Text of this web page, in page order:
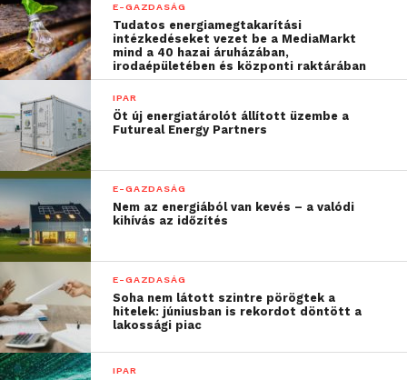
európai fogyasztók és a
szabályozó hatóságok.
Ezért is fogadjuk lelkesen
az Európai Beruházási
Bankot cégünk támogatói
között. Részvételük
lehetőséget teremt
számunkra, hogy még
szélesebb európai
közönséget érjünk el
innovatív
szolgáltatásainkkal.”
E-GAZDASÁG
Tudatos energiamegtakarítási
intézkedéseket vezet be a MediaMarkt
mind a 40 hazai áruházában,
irodaépületében és központi raktárában
IPAR
Öt új energiatárolót állított üzembe a
Futureal Energy Partners
E-GAZDASÁG
Nem az energiából van kevés – a valódi
kihívás az időzítés
E-GAZDASÁG
Soha nem látott szintre pörögtek a
hitelek: júniusban is rekordot döntött a
lakossági piac
IPAR